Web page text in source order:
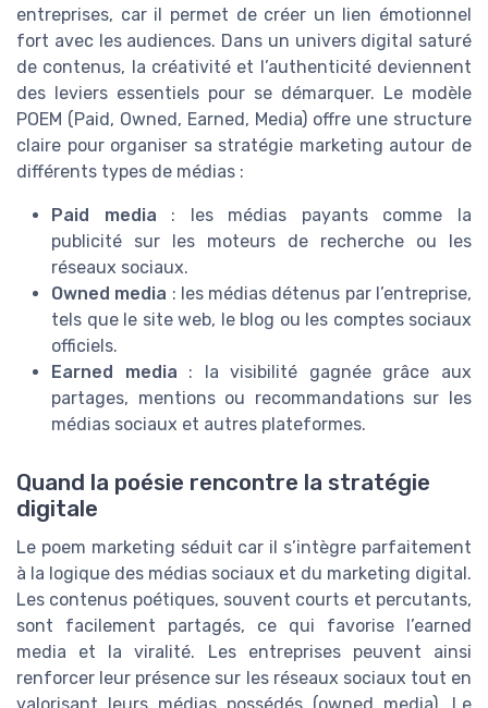
entreprises, car il permet de créer un lien émotionnel
fort avec les audiences. Dans un univers digital saturé
de contenus, la créativité et l’authenticité deviennent
des leviers essentiels pour se démarquer. Le modèle
POEM (Paid, Owned, Earned, Media) offre une structure
claire pour organiser sa stratégie marketing autour de
différents types de médias :
Paid media : les médias payants comme la
publicité sur les moteurs de recherche ou les
réseaux sociaux.
Owned media : les médias détenus par l’entreprise,
tels que le site web, le blog ou les comptes sociaux
officiels.
Earned media : la visibilité gagnée grâce aux
partages, mentions ou recommandations sur les
médias sociaux et autres plateformes.
Quand la poésie rencontre la stratégie
digitale
Le poem marketing séduit car il s’intègre parfaitement
à la logique des médias sociaux et du marketing digital.
Les contenus poétiques, souvent courts et percutants,
sont facilement partagés, ce qui favorise l’earned
media et la viralité. Les entreprises peuvent ainsi
renforcer leur présence sur les réseaux sociaux tout en